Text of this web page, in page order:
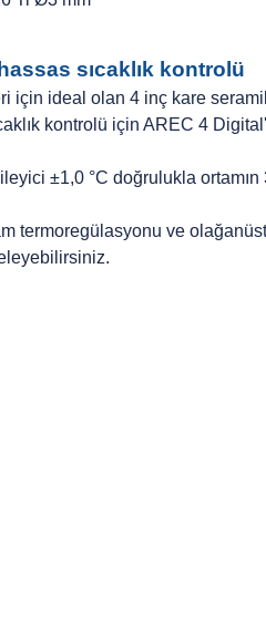
sıcaklık kontrolü
ideal olan 4 inç kare
kontrolü için AREC 4
±1,0 °C doğrulukla
termoregülasyonu ve